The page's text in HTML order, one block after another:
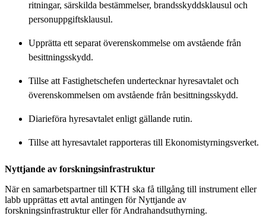
ritningar, särskilda bestämmelser, brandsskyddsklausul och
personuppgiftsklausul.
Upprätta ett separat överenskommelse om avstående från
besittningsskydd.
Tillse att Fastighetschefen undertecknar hyresavtalet och
överenskommelsen om avstående från besittningsskydd.
Diarieföra hyresavtalet enligt gällande rutin.
Tillse att hyresavtalet rapporteras till Ekonomistyrningsverket.
Nyttjande av forskningsinfrastruktur
När en samarbetspartner till KTH ska få tillgång till instrument eller
labb upprättas ett avtal antingen för Nyttjande av
forskningsinfrastruktur eller för Andrahandsuthyrning.